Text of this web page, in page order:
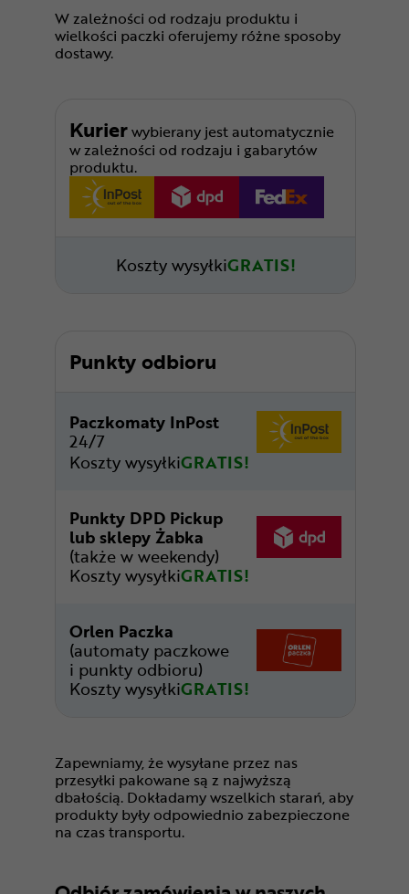
W zależności od rodzaju produktu i
wielkości paczki oferujemy różne sposoby
dostawy.
Kurierwybierany jest automatycznie
w zależności od rodzaju i gabarytów
produktu.
Koszty wysyłkiGRATIS!
Punkty odbioru
Paczkomaty InPost
24/7
Koszty wysyłkiGRATIS!
Punkty DPD Pickup
lub sklepy Żabka
(także w weekendy)
Koszty wysyłkiGRATIS!
Orlen Paczka
(automaty paczkowe
i punkty odbioru)
Koszty wysyłkiGRATIS!
Zapewniamy, że wysyłane przez nas
przesyłki pakowane są z najwyższą
dbałością. Dokładamy wszelkich starań, aby
produkty były odpowiednio zabezpieczone
na czas transportu.